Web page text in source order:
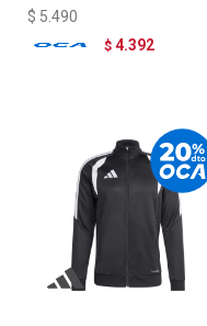
Alemania
$ 5.490
$ 4.392